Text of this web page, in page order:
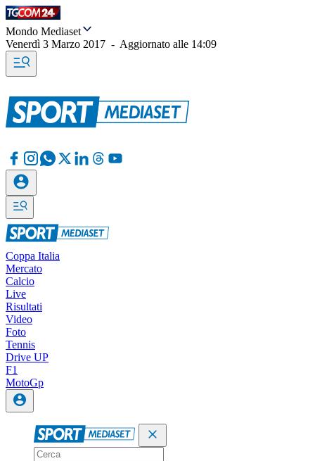
Mondo Mediaset
Venerdì 3 Marzo 2017 - Aggiornato alle 14:09
Coppa Italia
Mercato
Calcio
Live
Risultati
Video
Foto
Tennis
Drive UP
F1
MotoGp